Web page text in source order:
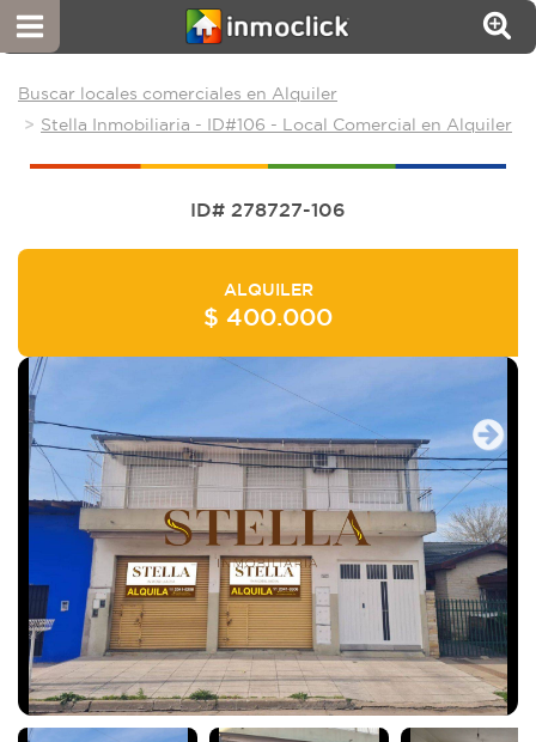
Buscar locales comerciales en Alquiler
Stella Inmobiliaria - ID#106 - Local Comercial en Alquiler
ID# 278727-106
ALQUILER
$ 400.000
Imagen_2
Next